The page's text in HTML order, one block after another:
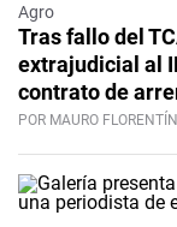
Agro
Tras fallo del
extrajudicial al
contrato de
POR MAURO FLORENTÍN